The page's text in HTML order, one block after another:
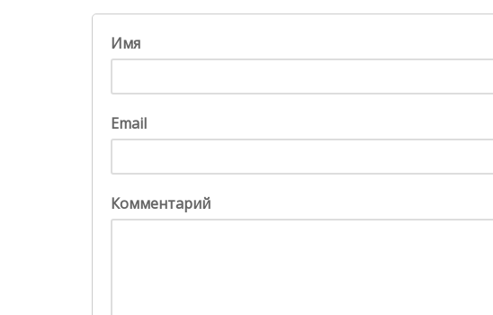
Имя
Email
Комментарий